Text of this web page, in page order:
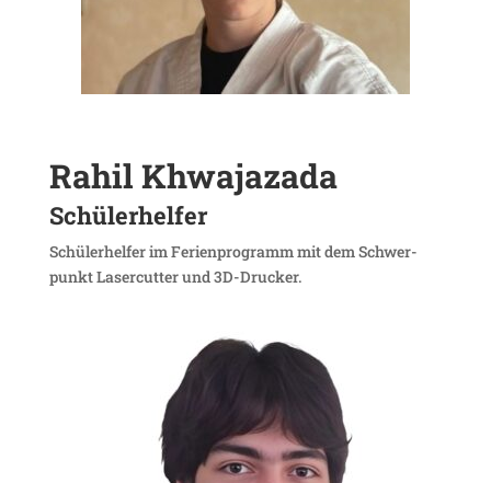
Rahil Khwa­ja­zada
Schü­ler­helfer
Schü­ler­helfer im Feri­en­pro­gramm mit dem Schwer­
punkt Laser­cutter und 3D-Drucker.